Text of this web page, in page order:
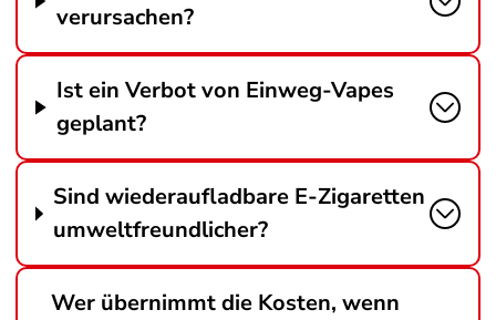
verursachen?
Ist ein Verbot von Einweg-Vapes
geplant?
Sind wiederaufladbare E-Zigaretten
umweltfreundlicher?
Wer übernimmt die Kosten, wenn